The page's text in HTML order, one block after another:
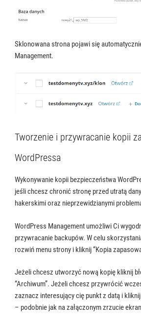
Sklonowana strona pojawi się
Management.
Tworzenie i przywracanie kopii
WordPressa
Wykonywanie kopii bezpieczeństwa
jeśli chcesz chronić stronę przed utratą
hakerskimi oraz nieprzewidzianymi
WordPress Management umożliwi Ci
przywracanie backupów. W celu
rozwiń menu strony i kliknij “Kopia
Jeżeli chcesz utworzyć nową kopię kliknij
“Archiwum”. Jeżeli chcesz przywrócić
zaznacz interesujący cię punkt z datą i
– podobnie jak na załączonym zrzucie